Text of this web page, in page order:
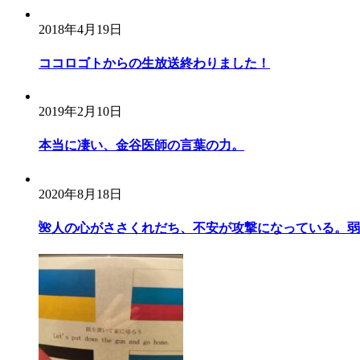
2018年4月19日
ココロゴトからの生放送終わりました！
2019年2月10日
本当に凄い、金谷医師の言葉の力。
2020年8月18日
🌺人の心がささくれだち、不安が攻撃になっている。